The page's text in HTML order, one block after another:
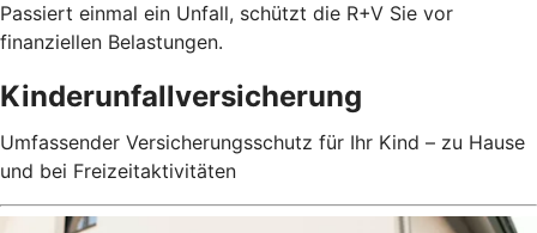
Passiert einmal ein Unfall, schützt die R+V Sie vor
finanziellen Belastungen.
Kinderunfallversicherung
Umfassender Versicherungsschutz für Ihr Kind – zu Hause
und bei Freizeitaktivitäten